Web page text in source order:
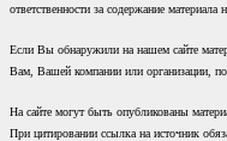
ответственности за содержание материала
Если Вы обнаружили на нашем сайте
Вам, Вашей компании или организации,
На сайте могут быть опубликованы
При цитировании ссылка на источник